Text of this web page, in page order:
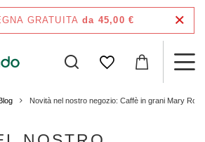
GRATUITA da 45,00 €
Novità nel nostro negozio: Caffè in grani Mary Rose